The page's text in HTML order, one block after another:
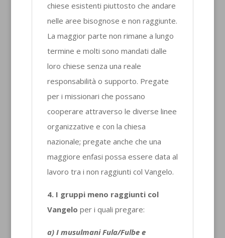
chiese esistenti piuttosto che andare
nelle aree bisognose e non raggiunte.
La maggior parte non rimane a lungo
termine e molti sono mandati dalle
loro chiese senza una reale
responsabilità o supporto. Pregate
per i missionari che possano
cooperare attraverso le diverse linee
organizzative e con la chiesa
nazionale; pregate anche che una
maggiore enfasi possa essere data al
lavoro tra i non raggiunti col Vangelo.
4. I gruppi meno raggiunti col
Vangelo per i quali pregare:
a) I musulmani Fula/Fulbe e